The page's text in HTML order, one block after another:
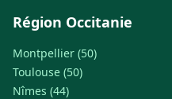
Région Occitanie
Montpellier (50)
Toulouse (50)
Nîmes (44)